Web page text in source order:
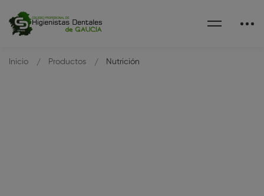
Inicio Productos Nutrición